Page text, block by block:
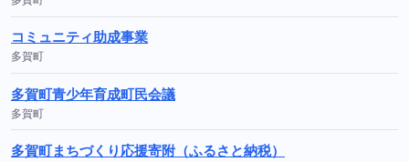
コミュニティ助成事業
多賀町
多賀町青少年育成町民会議
多賀町
多賀町まちづくり応援寄附（ふるさと納税）